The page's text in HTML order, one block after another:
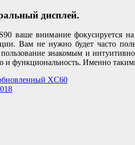
дисплей.
ваше внимание фокусируется
Вам не нужно будет часто
знакомым и
и функциональность. Именно
XC60